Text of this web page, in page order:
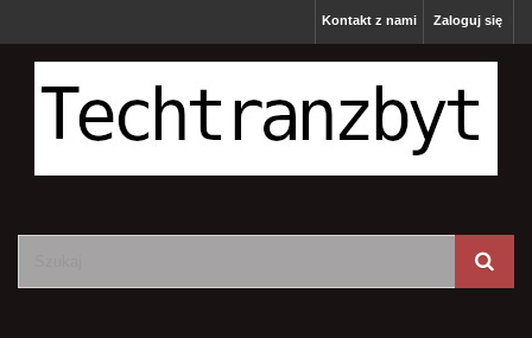
Zaloguj się
Kontakt z nami